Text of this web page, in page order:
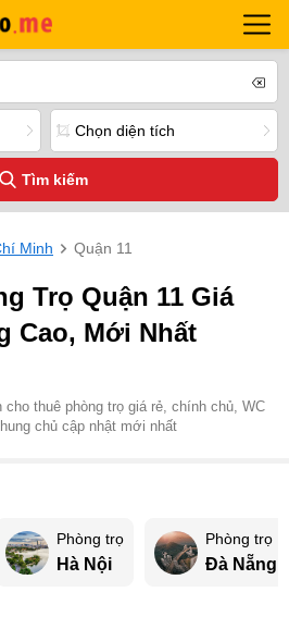
Chọn diện tích
Tìm kiếm
Minh Quận 11
Trọ Quận 11 Giá
Cao, Mới Nhất
cho thuê phòng trọ giá rẻ, chính chủ, WC
chủ cập nhật mới nhất
Phòng trọ
Hà Nội
Phòng trọ
Đà Nẵng